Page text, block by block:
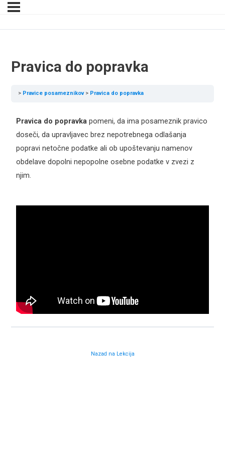
Pravica do popravka
Pravice posameznikov Pravica do popravka
Pravica do popravkapomeni, da ima posameznik pravico
doseči, da upravljavec brez nepotrebnega odlašanja
popravi netočne podatke ali ob upoštevanju namenov
obdelave dopolni nepopolne osebne podatke v zvezi z
njim.
Nazad na Lekcija